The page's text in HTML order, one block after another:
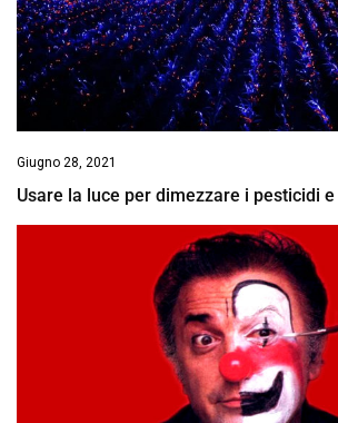
Giugno 28, 2021
Usare la luce per dimezzare i pesticidi